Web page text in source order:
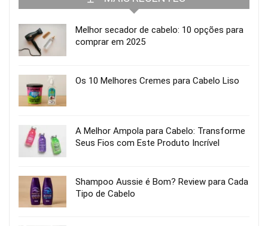
Melhor secador de cabelo: 10 opções para
comprar em 2025
Os 10 Melhores Cremes para Cabelo Liso
A Melhor Ampola para Cabelo: Transforme
Seus Fios com Este Produto Incrível
Shampoo Aussie é Bom? Review para Cada
Tipo de Cabelo